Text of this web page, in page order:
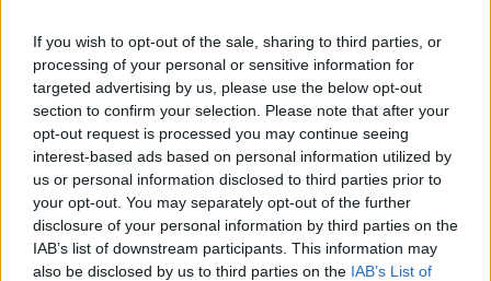
If you wish to opt-out of the sale, sharing to third parties, or
processing of your personal or sensitive information for
targeted advertising by us, please use the below opt-out
section to confirm your selection. Please note that after your
opt-out request is processed you may continue seeing
interest-based ads based on personal information utilized by
us or personal information disclosed to third parties prior to
your opt-out. You may separately opt-out of the further
disclosure of your personal information by third parties on the
IAB’s list of downstream participants. This information may
also be disclosed by us to third parties on the IAB’s List of
mariusz13
Brak Narządów Płciowych u Dziecka
Dzień Dobry wszystkim szukam pomocy u córki
(18lat) wykryto brak narządów płciowych i
zniekształconą pochwe czy ma ktoś do jakiegoś
plastyka namiary godnego polecenia nie za
miliony Dziękuję
Forum: Ginekologia - forum dla rodziny i
pacjentki